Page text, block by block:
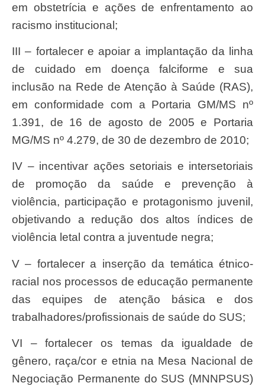
em obstetrícia e ações de enfrentamento ao
racismo institucional;
III – fortalecer e apoiar a implantação da linha
de cuidado em doença falciforme e sua
inclusão na Rede de Atenção à Saúde (RAS),
em conformidade com a Portaria GM/MS nº
1.391, de 16 de agosto de 2005 e Portaria
MG/MS nº 4.279, de 30 de dezembro de 2010;
IV – incentivar ações setoriais e intersetoriais
de promoção da saúde e prevenção à
violência, participação e protagonismo juvenil,
objetivando a redução dos altos índices de
violência letal contra a juventude negra;
V – fortalecer a inserção da temática étnico-
racial nos processos de educação permanente
das equipes de atenção básica e dos
trabalhadores/profissionais de saúde do SUS;
VI – fortalecer os temas da igualdade de
gênero, raça/cor e etnia na Mesa Nacional de
Negociação Permanente do SUS (MNNPSUS)